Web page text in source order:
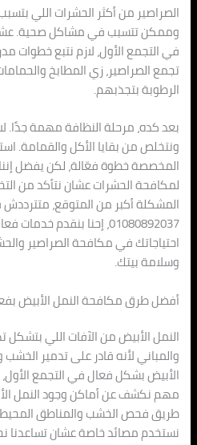
الصراصير من أكثر الحشرات اللي
وممكن تتسبب في مشاكل صحية.
في التجمع الأول، لازم نتبع خطوات
تجمع الصراصير، زي المطابخ
الرطوبة بتجذبهم.
بعد كده، مرحلة النظافة مهمة جدًا.
ونتخلص من بقايا الأكل والقمامة.
المخصصة خطوة فعّالة، لكن يفضل
لمكافحة الحشرات عشان نتأكد من
المشكلة أكبر من المتوقع، متترددش
01080892037، إحنا بنقدم
احتياجاتك في مكافحة الصراصير
وسلامة بيتك.
أفضل طرق مكافحة النمل الأبيض
النمل الأبيض من الآفات اللي بتشكل
والمباني لأنه قادر على تدمير الخشب
الأبيض بشكل فعال في التجمع الأول،
مهم نكشف عن أماكن وجود النمل
طريق فحص الخشب والمناطق
نستخدم مصائد خاصة عشان تساعدنا